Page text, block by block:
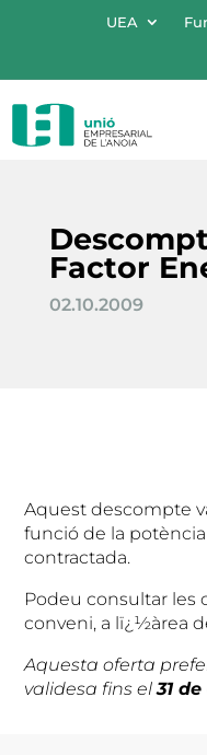
UEA
Factor
02.10.2009
Aquest descompte
funció de la
contractada.
Podeu consultar les
conveni, a lï¿½àrea
Aquesta oferta
validesa fins el 31